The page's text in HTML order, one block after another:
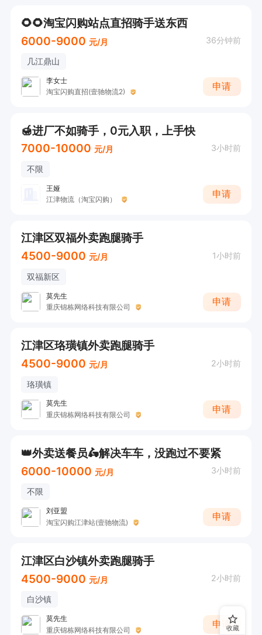
🌻🌻淘宝闪购站点直招骑手送东西
6000-9000 元/月 36分钟前
几江鼎山
李女士
淘宝闪购直招(壹驰物流2)
申请
🍯进厂不如骑手，0元入职，上手快
7000-10000 元/月 3小时前
不限
王娅
江津物流（淘宝闪购）
申请
江津区双福外卖跑腿骑手
4500-9000 元/月 1小时前
双福新区
莫先生
重庆锦栋网络科技有限公司
申请
江津区珞璜镇外卖跑腿骑手
4500-9000 元/月 2小时前
珞璜镇
莫先生
重庆锦栋网络科技有限公司
申请
👑外卖送餐员🛵解决车车，没跑过不要紧
6000-10000 元/月 3小时前
不限
刘亚盟
淘宝闪购江津站(壹驰物流)
申请
江津区白沙镇外卖跑腿骑手
4500-9000 元/月 2小时前
白沙镇
莫先生
重庆锦栋网络科技有限公司
申请收藏